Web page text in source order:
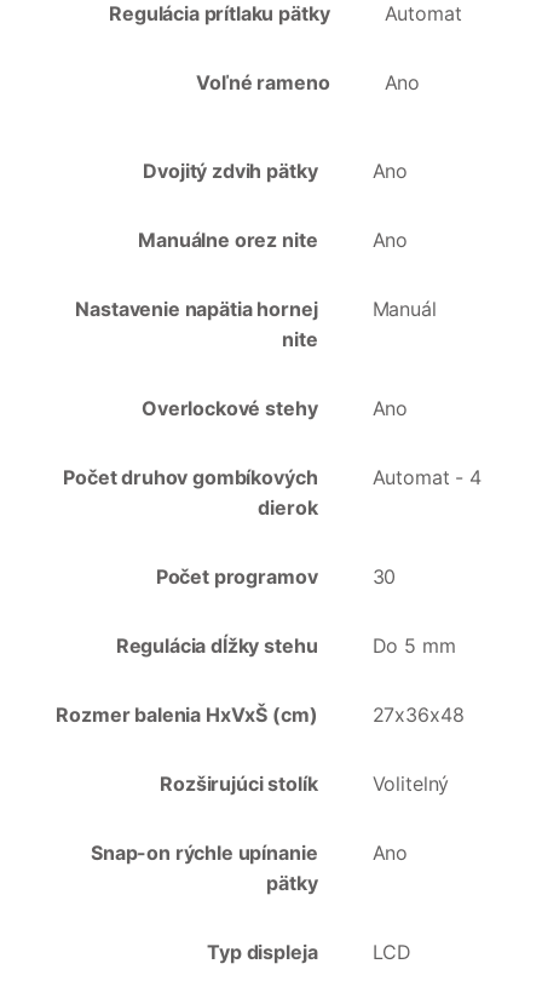
Regulácia prítlaku pätky Automat
Voľné rameno Ano
Dvojitý zdvih pätky Ano
Manuálne orez nite Ano
Nastavenie napätia hornej
nite
Manuál
Overlockové stehy Ano
Počet druhov gombíkových
dierok
Automat - 4
Počet programov 30
Regulácia dĺžky stehu Do 5 mm
Rozmer balenia HxVxŠ (cm) 27x36x48
Rozširujúci stolík Volitelný
Snap-on rýchle upínanie
pätky
Ano
Typ displeja LCD